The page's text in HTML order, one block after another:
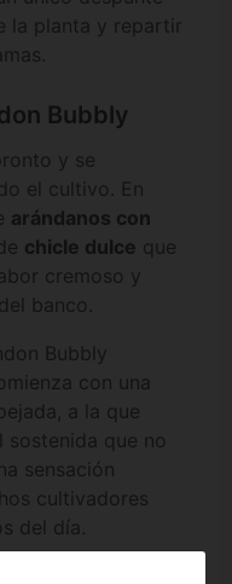
la planta y repartir
Bubbly
y se
el cultivo. En
arándanos con
chicle dulce que
cremoso y
banco.
Bubbly
con una
a la que
sostenida que no
sensación
cultivadores
del día.